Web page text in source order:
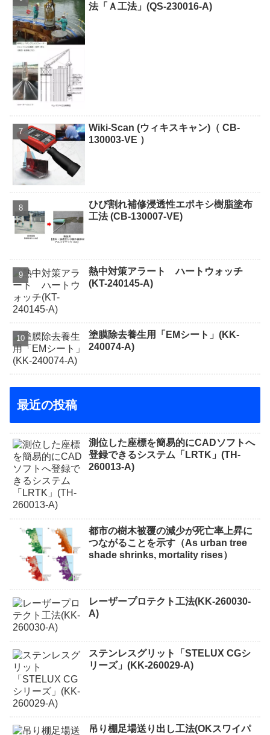
法「Ａ工法」(QS-230016-A)
Wiki-Scan (ウィキスキャン)（ CB-
130003-VE ）
ひび割れ補修浸透性エポキシ樹脂塗布
工法 (CB-130007-VE)
熱中対策アラート ハートウォッチ
(KT-240145-A)
塗膜除去養生用「EMシート」(KK-
240074-A)
最近の投稿
測位した座標を簡易的にCADソフトへ
登録できるシステム「LRTK」(TH-
260013-A)
都市の樹木被覆の減少が死亡率上昇に
つながることを示す（As urban tree
shade shrinks, mortality rises）
レーザープロテクト⼯法(KK-260030-
A)
ステンレスグリット「STELUX CGシ
リーズ」(KK-260029-A)
吊り棚足場送り出し工法(OKスワイパ